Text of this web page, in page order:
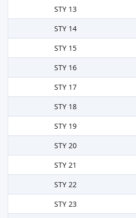
STY 13
STY 14
STY 15
STY 16
STY 17
STY 18
STY 19
STY 20
STY 21
STY 22
STY 23